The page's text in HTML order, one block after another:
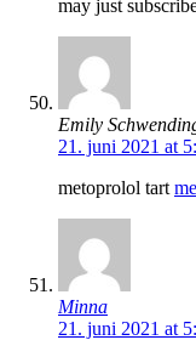
may just
Emily
21. juni 2021 at
metoprolol tart
Minna
21. juni 2021 at